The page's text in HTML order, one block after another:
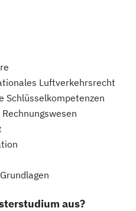
Luftverkehrsrecht
Schlüsselkompetenzen
aus?